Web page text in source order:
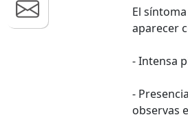
El
aparecer
- Intensa
-
observas